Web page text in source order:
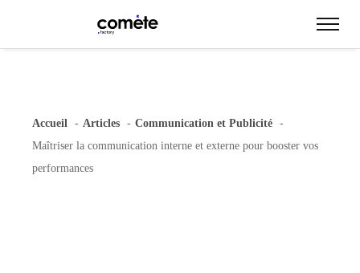
Accueil Articles
Communication et Publicité
Maîtriser la communication interne et externe pour booster vos
performances